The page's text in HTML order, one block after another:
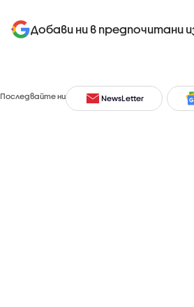
Добави ни в предпочитани
Последвайте ни NewsLetter